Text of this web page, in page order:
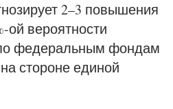
2–3 повышения
ой вероятности
федеральным фондам
стороне единой